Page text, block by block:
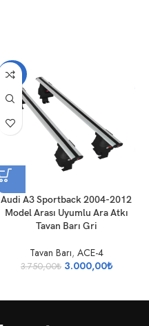
-20%
Audi A3 Sportback 2004-2012
Model Arası Uyumlu Ara Atkı
Tavan Barı Gri
Tavan Barı, ACE-4
3.750,00₺ 3.000,00₺